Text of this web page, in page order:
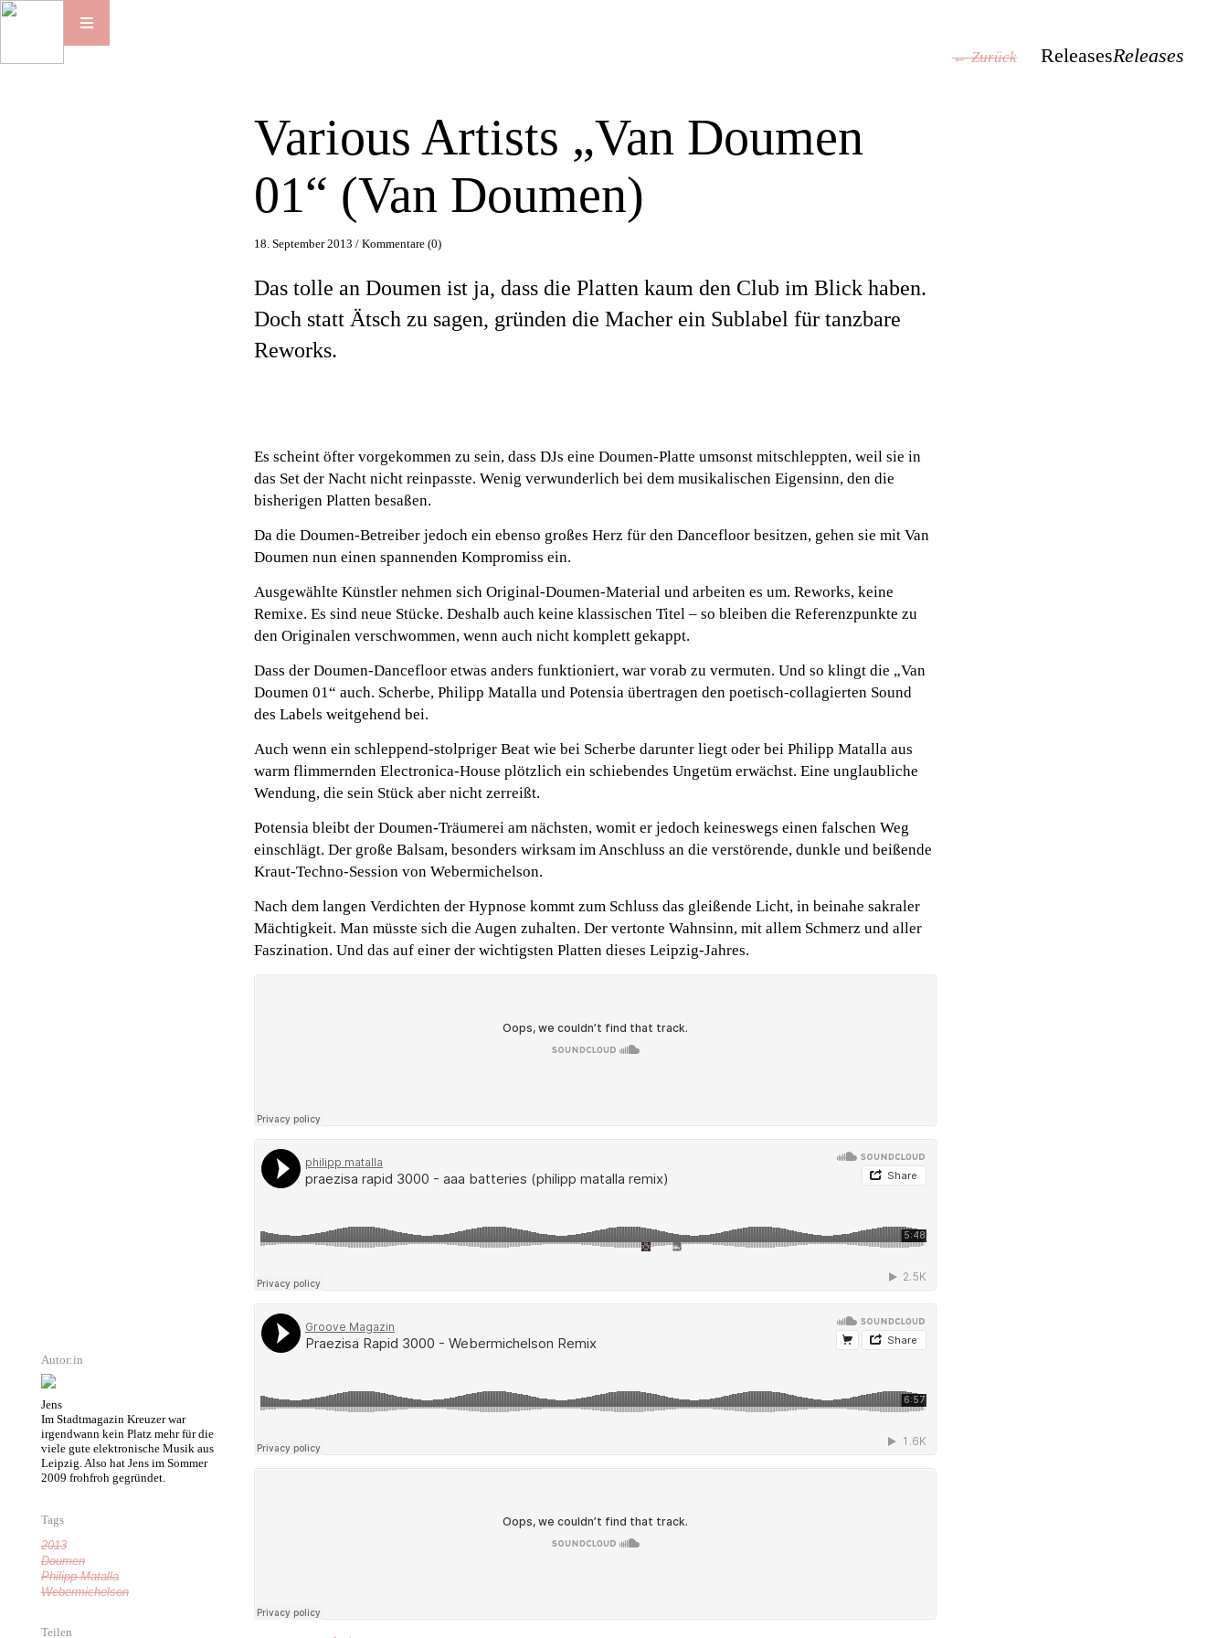
← Zurück ReleasesReleases
Autor:in
Jens
Im Stadtmagazin Kreuzer war
irgendwann kein Platz mehr für die
viele gute elektronische Musik aus
Leipzig. Also hat Jens im Sommer
2009 frohfroh gegründet.
Tags
2013
Doumen
Philipp Matalla
Webermichelson
Teilen
Various Artists „Van Doumen
01“ (Van Doumen)
18. September 2013 /Kommentare (0)
Das tolle an Doumen ist ja, dass die Platten kaum den Club im Blick haben.
Doch statt Ätsch zu sagen, gründen die Macher ein Sublabel für tanzbare
Reworks.
Es scheint öfter vorgekommen zu sein, dass DJs eine Doumen-Platte umsonst mitschleppten, weil sie in
das Set der Nacht nicht reinpasste. Wenig verwunderlich bei dem musikalischen Eigensinn, den die
bisherigen Platten besaßen.
Da die Doumen-Betreiber jedoch ein ebenso großes Herz für den Dancefloor besitzen, gehen sie mit Van
Doumen nun einen spannenden Kompromiss ein.
Ausgewählte Künstler nehmen sich Original-Doumen-Material und arbeiten es um. Reworks, keine
Remixe. Es sind neue Stücke. Deshalb auch keine klassischen Titel – so bleiben die Referenzpunkte zu
den Originalen verschwommen, wenn auch nicht komplett gekappt.
Dass der Doumen-Dancefloor etwas anders funktioniert, war vorab zu vermuten. Und so klingt die „Van
Doumen 01“ auch. Scherbe, Philipp Matalla und Potensia übertragen den poetisch-collagierten Sound
des Labels weitgehend bei.
Auch wenn ein schleppend-stolpriger Beat wie bei Scherbe darunter liegt oder bei Philipp Matalla aus
warm flimmernden Electronica-House plötzlich ein schiebendes Ungetüm erwächst. Eine unglaubliche
Wendung, die sein Stück aber nicht zerreißt.
Potensia bleibt der Doumen-Träumerei am nächsten, womit er jedoch keineswegs einen falschen Weg
einschlägt. Der große Balsam, besonders wirksam im Anschluss an die verstörende, dunkle und beißende
Kraut-Techno-Session von Webermichelson.
Nach dem langen Verdichten der Hypnose kommt zum Schluss das gleißende Licht, in beinahe sakraler
Mächtigkeit. Man müsste sich die Augen zuhalten. Der vertonte Wahnsinn, mit allem Schmerz und aller
Faszination. Und das auf einer der wichtigsten Platten dieses Leipzig-Jahres.